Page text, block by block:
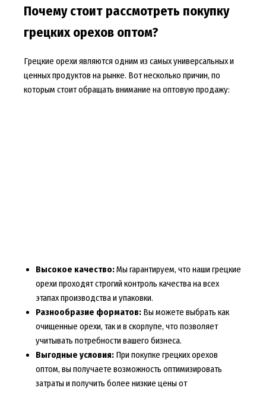
Почему стоит рассмотреть покупку
грецких орехов оптом?
Грецкие орехи являются одним из самых универсальных и
ценных продуктов на рынке. Вот несколько причин, по
которым стоит обращать внимание на оптовую продажу:
Высокое качество:Мы гарантируем, что наши грецкие
орехи проходят строгий контроль качества на всех
этапах производства и упаковки.
Разнообразие форматов:Вы можете выбрать как
очищенные орехи, так и в скорлупе, что позволяет
учитывать потребности вашего бизнеса.
Выгодные условия:При покупке грецких орехов
оптом, вы получаете возможность оптимизировать
затраты и получить более низкие цены от